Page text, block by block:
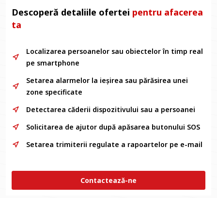
Descoperă detaliile ofertei pentru afacerea
ta
Localizarea persoanelor sau obiectelor în timp real
pe smartphone
Setarea alarmelor la ieșirea sau părăsirea unei
zone specificate
Detectarea căderii dispozitivului sau a persoanei
Solicitarea de ajutor după apăsarea butonului SOS
Setarea trimiterii regulate a rapoartelor pe e-mail
Contactează-ne